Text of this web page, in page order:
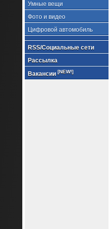
Умные вещи
Фото и видео
Цифровой автомобиль
RSS/Социальные сети
Рассылка
Вакансии [NEW!]